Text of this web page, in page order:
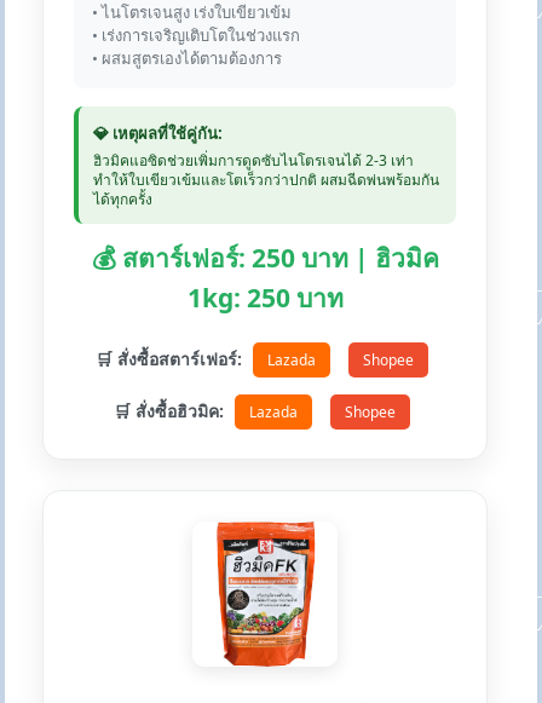
• ไนโตรเจนสูง เร่งใบเขียวเข้ม
• เร่งการเจริญเติบโตในช่วงแรก
• ผสมสูตรเองได้ตามต้องการ
💎 เหตุผลที่ใช้คู่กัน:
ฮิวมิคแอซิดช่วยเพิ่มการดูดซับไนโตรเจนได้ 2-3 เท่า
ทำให้ใบเขียวเข้มและโตเร็วกว่าปกติ ผสมฉีดพ่นพร้อมกัน
ได้ทุกครั้ง
💰 สตาร์เฟอร์: 250 บาท | ฮิวมิค
1kg: 250 บาท
🛒 สั่งซื้อสตาร์เฟอร์: Lazada Shopee
🛒 สั่งซื้อฮิวมิค: Lazada Shopee